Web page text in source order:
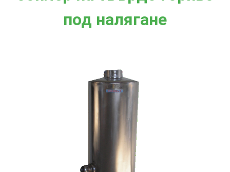
под налягане